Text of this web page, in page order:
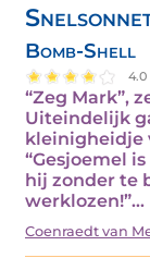
Bomb-Shell
“Zeg Mark”,
Uiteindelijk
kleinigheidje
“Gesjoemel
hij zonder te
werklozen!”…
Coenraedt van